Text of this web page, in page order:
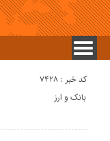
کد خبر : 7428
بانک و ارز